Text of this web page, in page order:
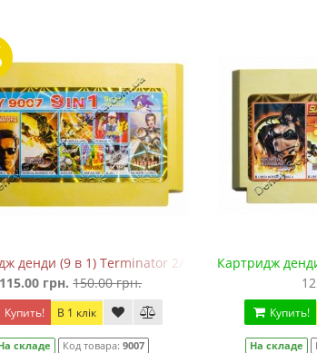
денди (9 в 1) Terminator 2/ MK5/ Soccer/
115.00 грн. 150.00 грн.
Купить! В 1 клік
складе Код товара: 9007
Картридж
Купить!
На складе